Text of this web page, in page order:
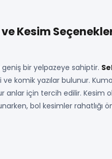
Kesim
bir yelpazeye sahiptir.
komik yazılar bulunur.
anlar için tercih edilir. Kesim
bol kesimler rahatlığı